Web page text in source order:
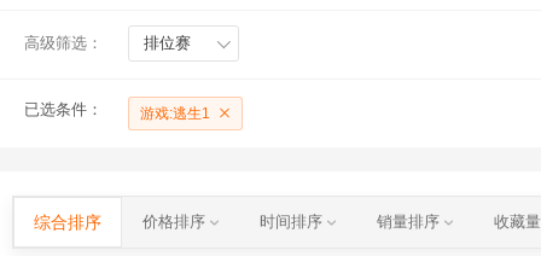
高级筛选： 排位赛
已选条件： 游戏:逃生1
综合排序 价格排序 时间排序 销量排序 收藏